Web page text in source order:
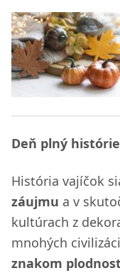
Deň plný
História vajíčok
záujmu a v
kultúrach z
mnohých
znakom